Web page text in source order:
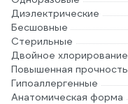
Диэлектрические
Бесшовные
Стерильные
Двойное хлорирование
Повышенная прочность
Гипоаллергенные
Анатомическая форма